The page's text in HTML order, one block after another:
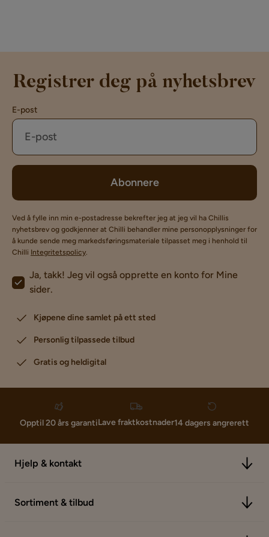
Registrer deg på nyhetsbrev
E-post
Abonnere
Ved å fylle inn min e-postadresse bekrefter jeg at jeg vil ha Chillis
nyhetsbrev og godkjenner at Chilli behandler mine personopplysninger for
å kunde sende meg markedsføringsmateriale tilpasset meg i henhold til
Chilli Integritetspolicy.
Ja, takk! Jeg vil også opprette en konto for Mine
sider.
Kjøpene dine samlet på ett sted
Personlig tilpassede tilbud
Gratis og heldigital
Opptil 20 års garantiLave fraktkostnader14 dagers angrerett
Hjelp & kontakt
Sortiment & tilbud